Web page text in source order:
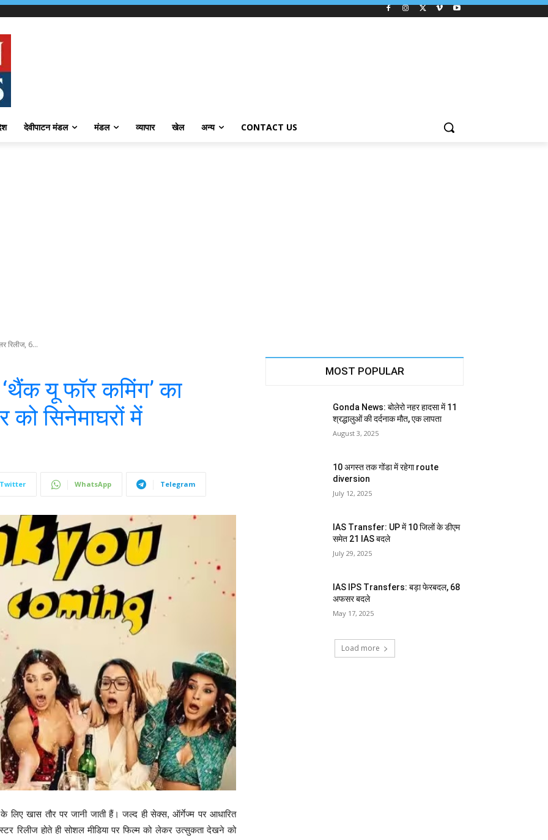
देवीपाटन मंडल मंडल व्यापार खेल अन्य CONTACT US
रिलीज, 6...
यू फॉर कमिंग’ का
सिनेमाघरों में
Twitter WhatsApp Telegram
खास तौर पर जानी जाती हैं। जल्द ही सेक्स, ऑर्गेज्म पर आधारित
रिलीज होते ही सोशल मीडिया पर फिल्म को लेकर उत्सुकता देखने को
MOST POPULAR
Gonda News: बोलेरो नहर हादसा में 11
श्रद्धालुओं की दर्दनाक मौत, एक लापता
August 3, 2025
10 अगस्त तक गोंडा में रहेगा route
diversion
July 12, 2025
IAS Transfer: UP में 10 जिलों के डीएम
समेत 21 IAS बदले
July 29, 2025
IAS IPS Transfers: बड़ा फेरबदल, 68
अफसर बदले
May 17, 2025
Load more